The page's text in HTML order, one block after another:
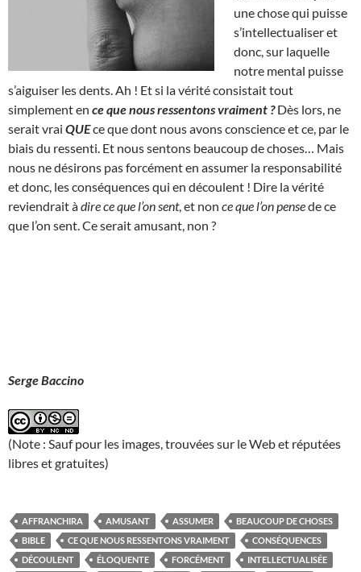
une chose qui puisse
s’intellectualiser et
donc, sur laquelle
notre mental puisse
s’aiguiser les dents. Ah ! Et si la vérité consistait tout
simplement en ce que nous ressentons vraiment ?Dès lors, ne
serait vrai QUEce que dont nous avons conscience et ce, par le
biais du ressenti. Et nous sentons beaucoup de choses… Mais
nous ne désirons pas forcément en assumer la responsabilité
et donc, les conséquences qui en découlent ! Dire la vérité
reviendrait àdire ce que l’on sent, et non ce que l’on pensede ce
que l’on sent. Ce serait amusant, non ?
Serge Baccino
(Note : Sauf pour les images, trouvées sur le Web et réputées
libres et gratuites)
AFFRANCHIRA AMUSANT ASSUMER
BEAUCOUP DE CHOSES
BIBLE
CE QUE NOUS RESSENTONS VRAIMENT
CONSÉQUENCES
DÉCOULENT
ÉLOQUENTE FORCÉMENT
INTELLECTUALISÉE